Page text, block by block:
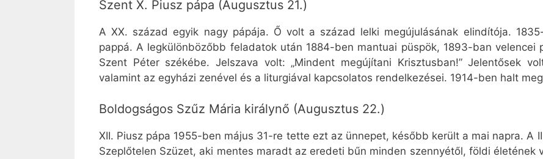
Szent X. Piusz pápa (Augusztus 21.)
A XX. század egyik nagy pápája. Ő volt a század lelki megújulásának elindítója.
pappá. A legkülönbözőbb feladatok után 1884-ben mantuai püspök, 1893-ban
Szent Péter székébe. Jelszava volt: „Mindent megújítani Krisztusban!” Jelentősek
valamint az egyházi zenével és a liturgiával kapcsolatos rendelkezései. 1914-ben halt
Boldogságos Szűz Mária királynő (Augusztus 22.)
XII. Piusz pápa 1955-ben május 31-re tette ezt az ünnepet, később került a mai napra. A
Szeplőtelen Szüzet, aki mentes maradt az eredeti bűn minden szennyétől, földi életének